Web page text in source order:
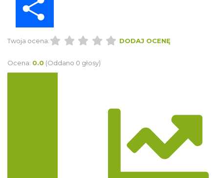
Twoja ocena: DODAJ OCENĘ
Ocena: 0.0 (Oddano 0 głosy)
Trasa